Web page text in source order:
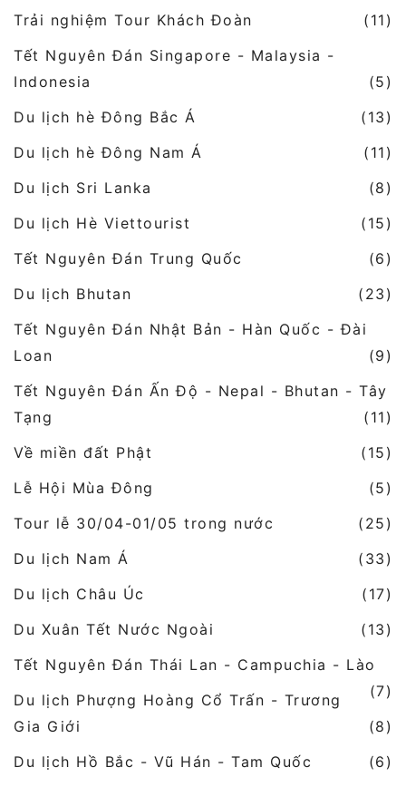
Trải nghiệm Tour Khách Đoàn
(11)
Tết Nguyên Đán Singapore - Malaysia -
Indonesia
(5)
Du lịch hè Đông Bắc Á
(13)
Du lịch hè Đông Nam Á
(11)
Du lịch Sri Lanka
(8)
Du lịch Hè Viettourist
(15)
Tết Nguyên Đán Trung Quốc
(6)
Du lịch Bhutan
(23)
Tết Nguyên Đán Nhật Bản - Hàn Quốc - Đài
Loan
(9)
Tết Nguyên Đán Ấn Độ - Nepal - Bhutan - Tây
Tạng
(11)
Về miền đất Phật
(15)
Lễ Hội Mùa Đông
(5)
Tour lễ 30/04-01/05 trong nước
(25)
Du lịch Nam Á
(33)
Du lịch Châu Úc
(17)
Du Xuân Tết Nước Ngoài
(13)
Tết Nguyên Đán Thái Lan - Campuchia - Lào
(7)
Du lịch Phượng Hoàng Cổ Trấn - Trương
Gia Giới
(8)
Du lịch Hồ Bắc - Vũ Hán - Tam Quốc
(6)